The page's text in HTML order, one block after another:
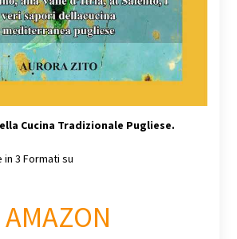
Cucina Tradizionale Pugliese.
in 3 Formati su
AMAZON